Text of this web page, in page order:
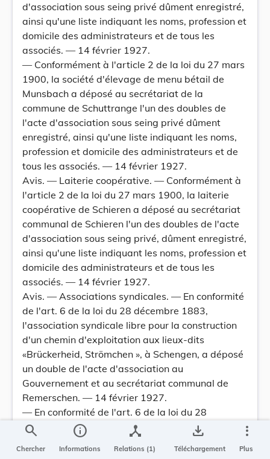
d'association sous seing privé dûment enregistré,
ainsi qu'une liste indiquant les noms, profession et
domicile des administrateurs et de tous les
associés. — 14 février 1927.
— Conformément à l'article 2 de la loi du 27 mars
1900, la société d'élevage de menu bétail de
Munsbach a déposé au secrétariat de la
commune de Schuttrange l'un des doubles de
l'acte d'association sous seing privé dûment
enregistré, ainsi qu'une liste indiquant les noms,
profession et domicile des administrateurs et de
tous les associés. — 14 février 1927.
Avis. — Laiterie coopérative. — Conformément à
l'article 2 de la loi du 27 mars 1900, la laiterie
coopérative de Schieren a déposé au secrétariat
communal de Schieren l'un des doubles de l'acte
d'association sous seing privé, dûment enregistré,
ainsi qu'une liste indiquant les noms, profession et
domicile des administrateurs et de tous les
associés. — 14 février 1927.
Avis. — Associations syndicales. — En conformité
de l'art. 6 de la loi du 28 décembre 1883,
l'association syndicale libre pour la construction
d'un chemin d'exploitation aux lieux-dits
«Brückerheid, Strömchen », à Schengen, a déposé
un double de l'acte d'association au
Gouvernement et au secrétariat communal de
Remerschen. — 14 février 1927.
— En conformité de l'art. 6 de la loi du 28
décembre 1883, l'association syndicale libre pour
la construction d'un drainage au lieu-dit
«Bricherbour» à Greiveldange, a déposé un double
search
Chercher
info
Informations
device_hub
Relations (1)
save_alt
Téléchargement
more_vert
Plus